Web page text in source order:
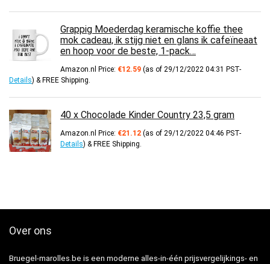
Grappig Moederdag keramische koffie thee
mok cadeau, ik stijg niet en glans ik cafeïneaat
en hoop voor de beste, 1-pack…
Amazon.nl Price: €12.59 (as of 29/12/2022 04:31 PST-
Details) & FREE Shipping
40 x Chocolade Kinder Country 23,5 gram
Amazon.nl Price: €21.12 (as of 29/12/2022 04:46 PST-
Details) & FREE Shipping
Over ons
Bruegel-marolles.be is een moderne alles-in-één prijsvergelijkings- en